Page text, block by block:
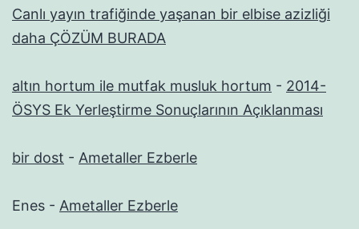
Canlı yayın trafiğinde yaşanan bir elbise azizliği
daha ÇÖZÜM BURADA
altın hortum ile mutfak musluk hortum - 2014-
ÖSYS Ek Yerleştirme Sonuçlarının Açıklanması
bir dost - Ametaller Ezberle
Enes - Ametaller Ezberle